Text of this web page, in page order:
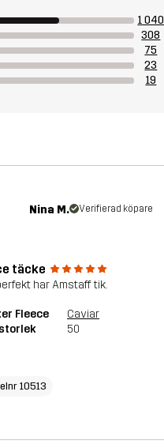
1 040
308
75
23
19
Nina M. Verifierad köpare
täcke
har Amstaff tik.
Fleece
Caviar
50
10513